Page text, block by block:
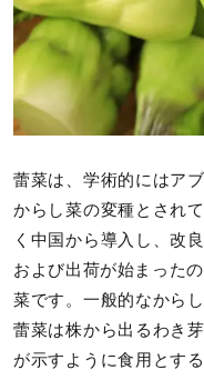
蕾菜は、学術的にはア
からし菜の変種とされ
く中国から導入し、改
および出荷が始まった
菜です。一般的なから
蕾菜は株から出るわき
が示すように食用とす